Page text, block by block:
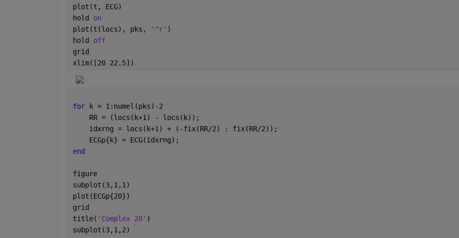
plot(t, ECG)
hold on
plot(t(locs), pks,
'^r' )
hold off
grid
xlim([20 22.5])
for
k = 1:numel(pks)-2
    RR = (locs(k+1) - locs(k));
    idxrng = locs(k+1) + (-fix(RR/2) : fix(RR/2));
    ECGp{k} = ECG(idxrng);
end
figure
subplot(3,1,1)
plot(ECGp{20})
grid
title( 'Complex 20' )
subplot(3,1,2)